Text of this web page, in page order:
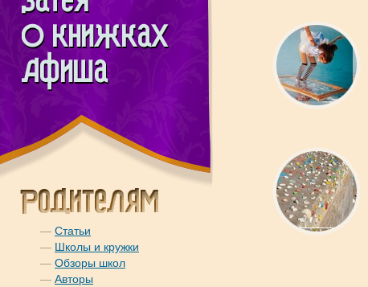
— Статьи
— Школы и кружки
— Обзоры школ
— Авторы